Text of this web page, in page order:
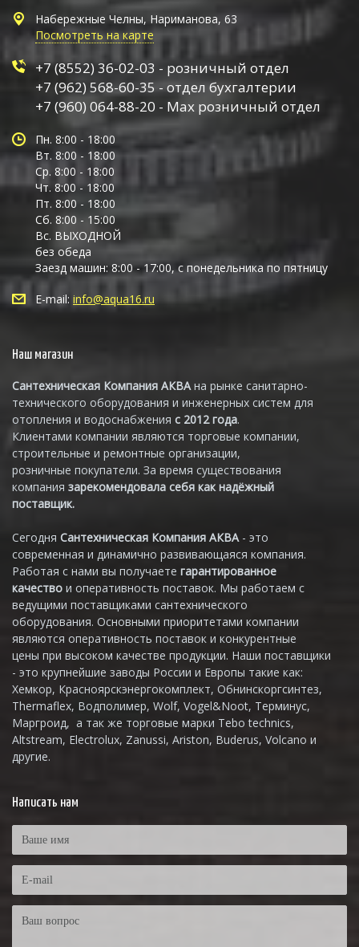
Набережные Челны, Нариманова, 63
Посмотреть на карте
+7 (8552) 36-02-03 - розничный отдел
+7 (962) 568-60-35 - отдел бухгалтерии
+7 (960) 064-88-20 - Max розничный отдел
Пн. 8:00 - 18:00
Вт. 8:00 - 18:00
Ср. 8:00 - 18:00
Чт. 8:00 - 18:00
Пт. 8:00 - 18:00
Сб. 8:00 - 15:00
Вс. ВЫХОДНОЙ
без обеда
Заезд машин: 8:00 - 17:00, с понедельника по пятницу
E-mail: info@aqua16.ru
Наш магазин
Сантехническая Компания АКВАна рынке санитарно-
технического оборудования и инженерных систем для
отопления и водоснабжения с 2012 года.
Клиентами компании являются торговые компании,
строительные и ремонтные организации,
розничные покупатели. За время существования
компания зарекомендовала себя как надёжный
поставщик.
Сегодня Сантехническая Компания АКВА - это
современная и динамично развивающаяся компания.
Работая с нами вы получаете гарантированное
качество и оперативность поставок. Мы работаем с
ведущими поставщиками сантехнического
оборудования. Основными приоритетами компании
являются оперативность поставок и конкурентные
цены при высоком качестве продукции. Наши поставщики
- это крупнейшие заводы России и Европы такие как:
Хемкор, Красноярскэнергокомплект, Обнинскоргсинтез,
Thermaflex, Водполимер, Wolf, Vogel&Noot, Терминус,
Маргроид, а так же торговые марки Tebo technics,
Altstream, Electrolux, Zanussi, Ariston, Buderus, Volcano и
другие.
Написать нам